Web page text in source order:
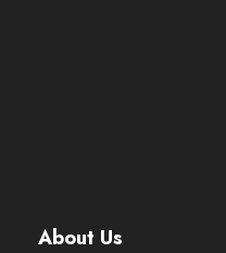
About Us